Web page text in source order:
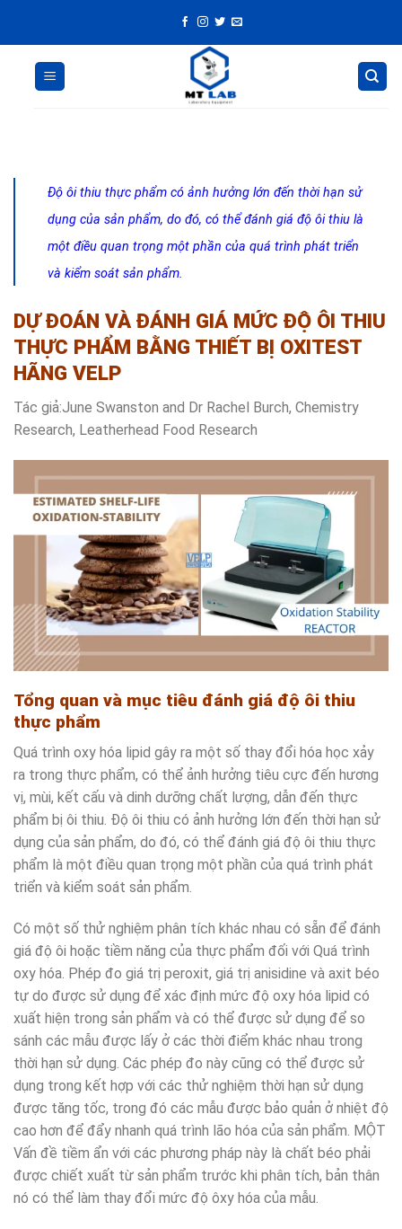
Độ ôi thiu thực phẩm có ảnh hưởng lớn đến thời hạn sử
dụng của sản phẩm, do đó, có thể đánh giá độ ôi thiu là
một điều quan trọng một phần của quá trình phát triển
và kiểm soát sản phẩm.
DỰ ĐOÁN VÀ ĐÁNH GIÁ MỨC ĐỘ ÔI THIU
THỰC PHẨM BẰNG THIẾT BỊ OXITEST
HÃNG VELP
Tác giả:June Swanston and Dr Rachel Burch, Chemistry
Research, Leatherhead Food Research
Tổng quan và mục tiêu đánh giá độ ôi thiu
thực phẩm
Quá trình oxy hóa lipid gây ra một số thay đổi hóa học xảy
ra trong thực phẩm, có thể ảnh hưởng tiêu cực đến hương
vị, mùi, kết cấu và dinh dưỡng chất lượng, dẫn đến thực
phẩm bị ôi thiu. Độ ôi thiu có ảnh hưởng lớn đến thời hạn sử
dụng của sản phẩm, do đó, có thể đánh giá độ ôi thiu thực
phẩm là một điều quan trọng một phần của quá trình phát
triển và kiểm soát sản phẩm.
Có một số thử nghiệm phân tích khác nhau có sẵn để đánh
giá độ ôi hoặc tiềm năng của thực phẩm đối với Quá trình
oxy hóa. Phép đo giá trị peroxit, giá trị anisidine và axit béo
tự do được sử dụng để xác định mức độ oxy hóa lipid có
xuất hiện trong sản phẩm và có thể được sử dụng để so
sánh các mẫu được lấy ở các thời điểm khác nhau trong
thời hạn sử dụng. Các phép đo này cũng có thể được sử
dụng trong kết hợp với các thử nghiệm thời hạn sử dụng
được tăng tốc, trong đó các mẫu được bảo quản ở nhiệt độ
cao hơn để đẩy nhanh quá trình lão hóa của sản phẩm. MỘT
Vấn đề tiềm ẩn với các phương pháp này là chất béo phải
được chiết xuất từ ​​sản phẩm trước khi phân tích, bản thân
nó có thể làm thay đổi mức độ ôxy hóa của mẫu.